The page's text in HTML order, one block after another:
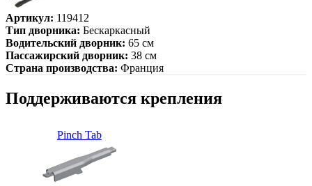
Артикул: 119412
Тип дворника: Бескаркасный
Водительский дворник: 65 см
Пассажирский дворник: 38 см
Страна производства: Франция
Поддерживаются крепления
Pinch Tab